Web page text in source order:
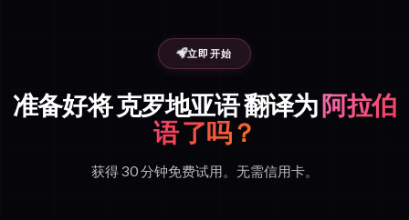
立即开始
准备好将 克罗地亚语 翻译为阿拉伯
语 了吗？
获得 30 分钟免费试用。无需信用卡。